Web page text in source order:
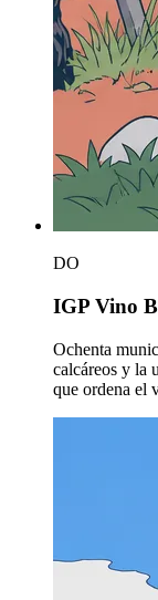
DO
IGP Vino
Ochenta
calcáreos y la
que ordena el